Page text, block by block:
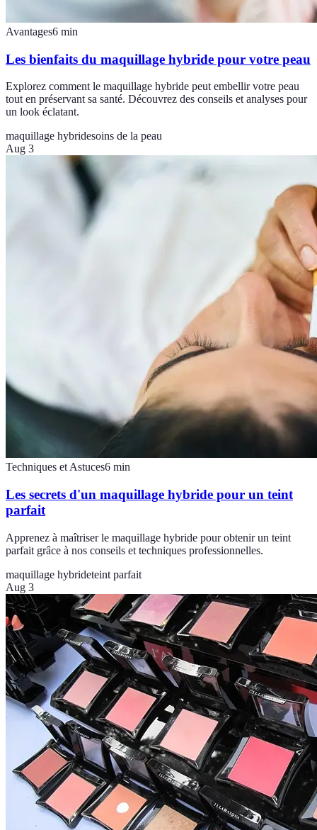
Avantages6 min
Les bienfaits du maquillage hybride pour votre peau
Explorez comment le maquillage hybride peut embellir votre peau
tout en préservant sa santé. Découvrez des conseils et analyses pour
un look éclatant.
maquillage hybridesoins de la peau
Aug 3
Techniques et Astuces6 min
Les secrets d'un maquillage hybride pour un teint
parfait
Apprenez à maîtriser le maquillage hybride pour obtenir un teint
parfait grâce à nos conseils et techniques professionnelles.
maquillage hybrideteint parfait
Aug 3